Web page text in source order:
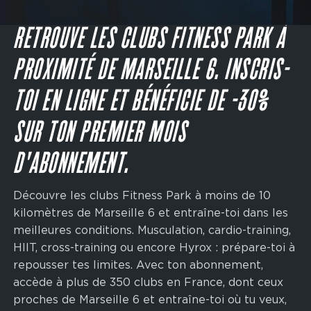
CTA
JE M'INSCRIS
RETROUVE LES CLUBS FITNESS PARK À
PROXIMITÉ DE MARSEILLE 6. INSCRIS-
TOI EN LIGNE ET BÉNÉFICIE DE -30%
SUR TON PREMIER MOIS
D'ABONNEMENT.
Découvre les clubs Fitness Park à moins de 10
kilomètres de Marseille 6 et entraîne-toi dans les
meilleures conditions. Musculation, cardio-training,
HIIT, cross-training ou encore Hyrox : prépare-toi à
repousser tes limites. Avec ton abonnement,
accède à plus de 350 clubs en France, dont ceux
proches de Marseille 6 et entraîne-toi où tu veux,